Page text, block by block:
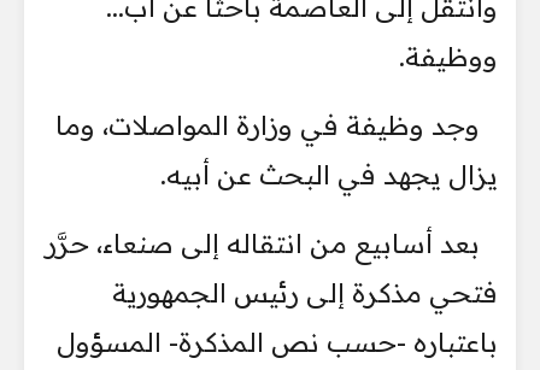
وانتقل إلى العاصمة باحثاً عن أب...
ووظيفة.
وجد وظيفة في وزارة المواصلات، وما
يزال يجهد في البحث عن أبيه.
بعد أسابيع من انتقاله إلى صنعاء، حرَّر
فتحي مذكرة إلى رئيس الجمهورية
باعتباره -حسب نص المذكرة- المسؤول